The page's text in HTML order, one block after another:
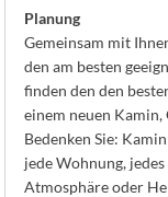
Planung
Gemeinsam mit
den am besten
finden den den
einem neuen
Bedenken Sie:
jede Wohnung,
Atmosphäre oder